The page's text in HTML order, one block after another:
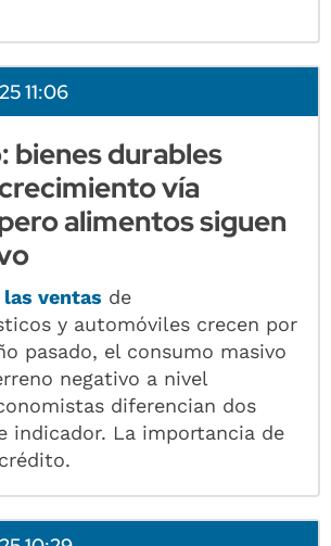
11:06
bienes durables
vía
alimentos siguen
ventas de
y automóviles crecen por
pasado, el consumo masivo
negativo a nivel
diferencian dos
indicador. La importancia de